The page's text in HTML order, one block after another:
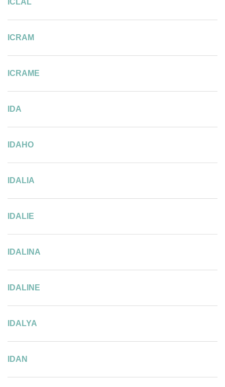
ICLAL
ICRAM
ICRAME
IDA
IDAHO
IDALIA
IDALIE
IDALINA
IDALINE
IDALYA
IDAN